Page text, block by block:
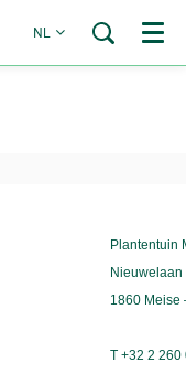
NL Menu
Plantentuin
Nieuwelaan
1860 Meise
T +32 2 260